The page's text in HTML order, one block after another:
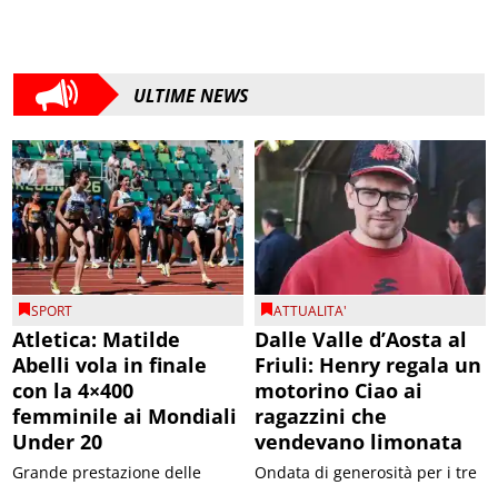
ULTIME NEWS
SPORT
Atletica: Matilde
Abelli vola in finale
con la 4×400
femminile ai Mondiali
Under 20
Grande prestazione delle
ATTUALITA'
Dalle Valle d’Aosta al
Friuli: Henry regala un
motorino Ciao ai
ragazzini che
vendevano limonata
Ondata di generosità per i tre